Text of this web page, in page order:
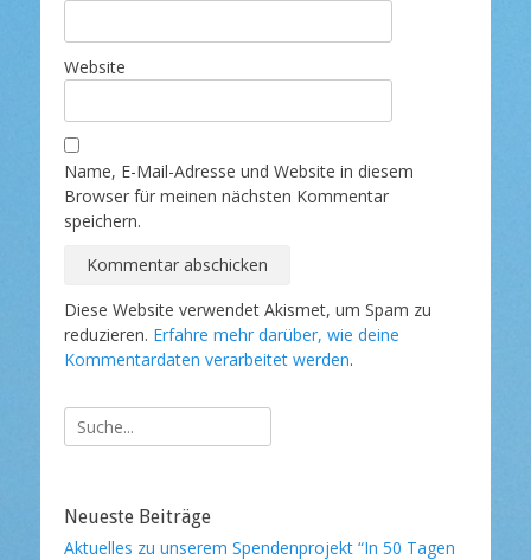
Website
Name, E-Mail-Adresse und Website in diesem
Browser für meinen nächsten Kommentar
speichern.
Diese Website verwendet Akismet, um Spam zu
reduzieren. Erfahre mehr darüber, wie deine
Kommentardaten verarbeitet werden.
Suche
nach:
Neueste Beiträge
Aktuelles zu unserem Spendenprojekt “In 50 Tagen